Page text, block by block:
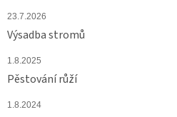
23.7.2026
Výsadba stromů
1.8.2025
Pěstování růží
1.8.2024